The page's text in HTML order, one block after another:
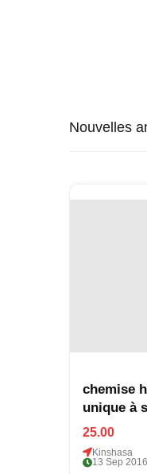
Nouvelles
chemise
unique à
25.00
Kinshasa
13 Sep 2016